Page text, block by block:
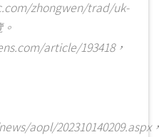
zhongwen/trad/uk-
article/193418，
aopl/202310140209.aspx